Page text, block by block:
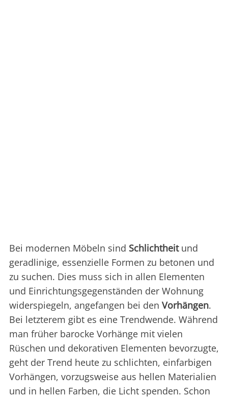
Bei modernen Möbeln sind Schlichtheitund
geradlinige, essenzielle Formen zu betonen und
zu suchen. Dies muss sich in allen Elementen
und Einrichtungsgegenständen der Wohnung
widerspiegeln, angefangen bei den Vorhängen.
Bei letzterem gibt es eine Trendwende. Während
man früher barocke Vorhänge mit vielen
Rüschen und dekorativen Elementen bevorzugte,
geht der Trend heute zu schlichten, einfarbigen
Vorhängen, vorzugsweise aus hellen Materialien
und in hellen Farben, die Licht spenden. Schon